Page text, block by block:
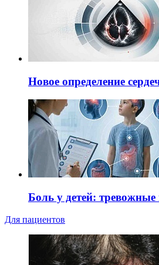
Новое определение
Боль у детей: тревожные
Для пациентов